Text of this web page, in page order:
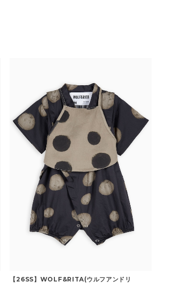
【26SS】WOLF&RITA(ウルフアンドリ